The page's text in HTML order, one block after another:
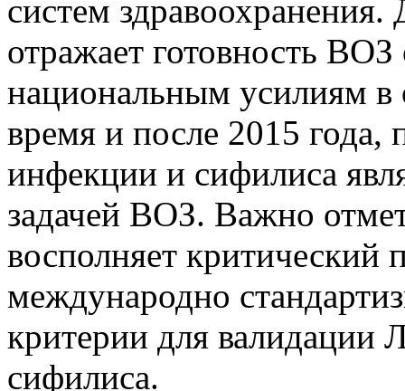
систем здравоохранения.
отражает готовность ВОЗ
национальным усилиям в
время и после 2015
инфекции и сифилиса
задачей ВОЗ. Важно
восполняет критический
международно
критерии для
сифилиса.